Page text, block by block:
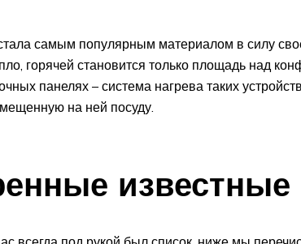
самым популярным материалом в силу
горячей становится только площадь над
панелях – система нагрева таких
на ней посуду.